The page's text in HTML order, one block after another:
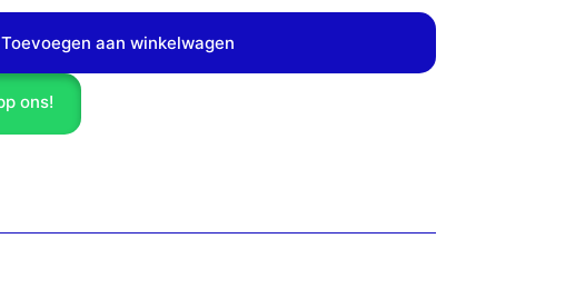
Toevoegen aan winkelwagen
ons!